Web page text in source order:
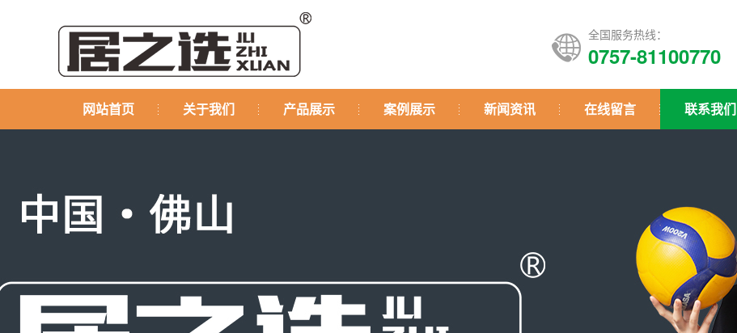
全国服务热线：
0757-81100770
网站首页 关于我们 产品展示 案例展示 新闻资讯 在线留言 联系我们